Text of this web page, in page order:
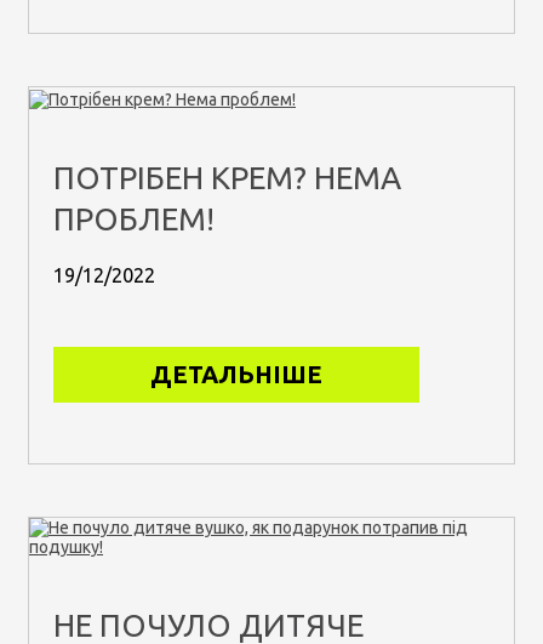
ПОТРІБЕН КРЕМ? НЕМА
ПРОБЛЕМ!
19/12/2022
ДЕТАЛЬНІШЕ
НЕ ПОЧУЛО ДИТЯЧЕ